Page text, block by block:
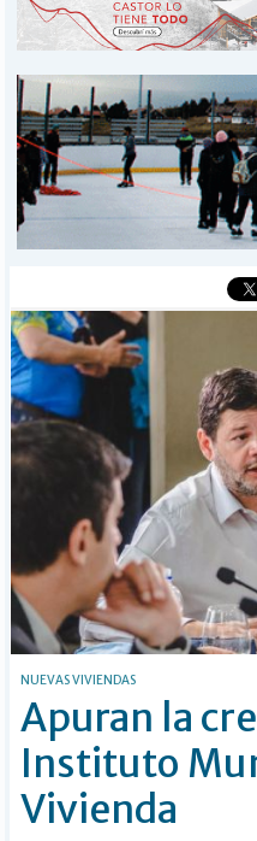
I-
NUEVAS VIVIENDAS
Apuran la
Instituto
Vivienda